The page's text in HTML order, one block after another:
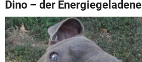
Dino – der Energiegeladene